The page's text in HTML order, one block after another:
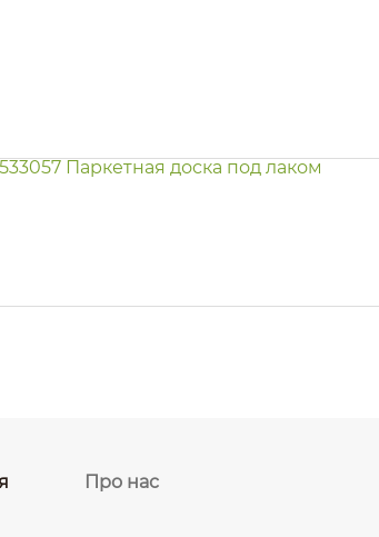
Про нас